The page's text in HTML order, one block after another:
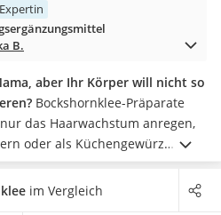
Expertin
B.
aber Ihr Körper will nicht so
Bockshornklee-Präparate
das Haarwachstum anregen,
oder als Küchengewürz
Muttermilchbildung an –
Aktivierter Bockshornklee wirkt
im Vergleich